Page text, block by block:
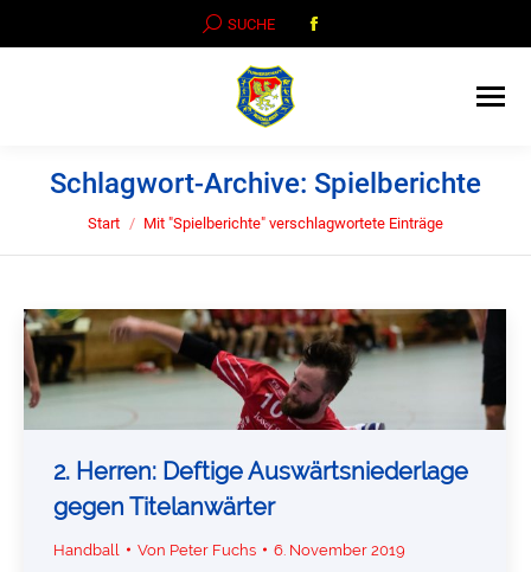
SEARCH:
SUCHE
page
window
Schlagwort-Archive: Spielberichte
Sie befinden sich hier:
Start Mit "Spielberichte" verschlagwortete Einträge
2. Herren: Deftige Auswärtsniederlage
gegen Titelanwärter
Handball Von Peter Fuchs 6. November 2019